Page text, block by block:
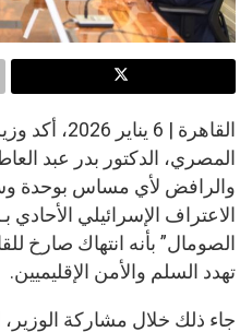
القاهرة | 6
المصري، الدكتور بدر عبد
والرافض لأي مساس بوحدة
الاعتراف الإسرائيلي
الصومال” بأنه انتهاك صارخ
تهدد السلم والأمن الإقليميين.
جاء ذلك خلال مشاركة الوزير،